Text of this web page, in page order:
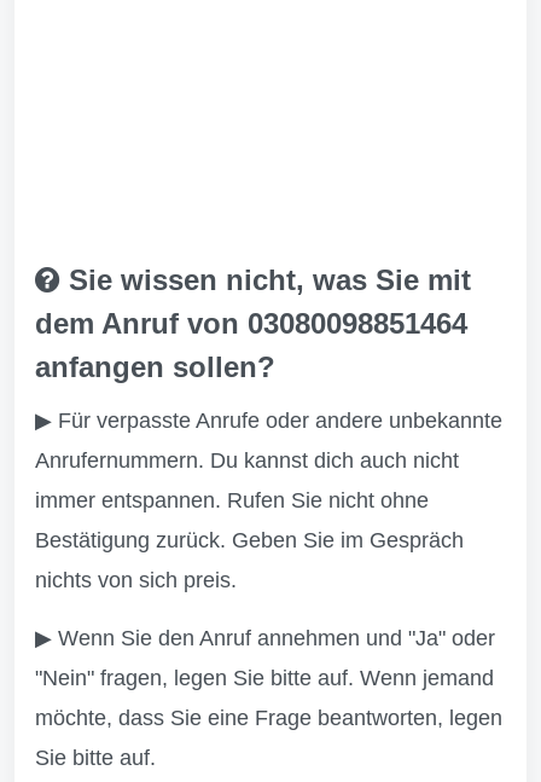
Sie wissen nicht, was Sie mit
dem Anruf von 03080098851464
anfangen sollen?
▶ Für verpasste Anrufe oder andere unbekannte
Anrufernummern. Du kannst dich auch nicht
immer entspannen. Rufen Sie nicht ohne
Bestätigung zurück. Geben Sie im Gespräch
nichts von sich preis.
▶ Wenn Sie den Anruf annehmen und "Ja" oder
"Nein" fragen, legen Sie bitte auf. Wenn jemand
möchte, dass Sie eine Frage beantworten, legen
Sie bitte auf.